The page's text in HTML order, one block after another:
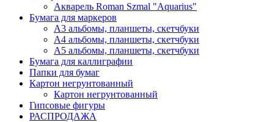
Акварель Roman Szmal "Aquarius"
Бумага для маркеров
А3 альбомы, планшеты, скетчбуки
А4 альбомы, планшеты, скетчбуки
А5 альбомы, планшеты, скетчбуки
Бумага для каллиграфии
Папки для бумаг
Картон негрунтованный
Картон негрунтованный
Гипсовые фигуры
РАСПРОДАЖА